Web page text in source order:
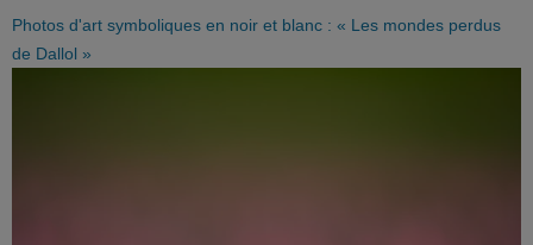
Photos d'art symboliques en noir et blanc : « Les mondes perdus
de Dallol »